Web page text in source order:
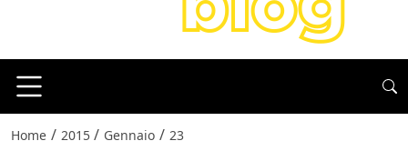
Home / 2015 / Gennaio / 23